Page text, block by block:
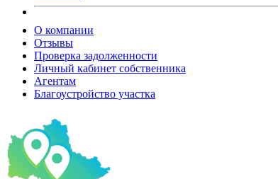
О компании
Отзывы
Проверка задолженности
Личный кабинет собственника
Агентам
Благоустройство участка